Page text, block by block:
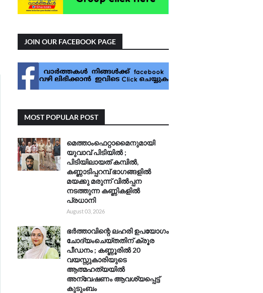
JOIN OUR FACEBOOK PAGE
MOST POPULAR POST
മെത്താംഫെറ്റാമൈനുമായി
യുവാവ് പിടിയിൽ ;
പിടിയിലായത് കമ്പിൽ,
കണ്ണാടിപ്പറമ്പ് ഭാഗങ്ങളിൽ
മയക്കു മരുന്ന് വിൽപ്പന
നടത്തുന്ന കണ്ണികളിൽ
പ്രധാനി
August 03, 2026
ഭർത്താവിന്റെ ലഹരി ഉപയോഗം
ചോദ്യംചെയ്തതിന് ക്രൂര
പീഡനം ; കണ്ണൂരിൽ 20
വയസ്സുകാരിയുടെ
ആത്മഹത്യയിൽ
അന്വേഷണം ആവശ്യപ്പെട്ട്
കുടുംബം